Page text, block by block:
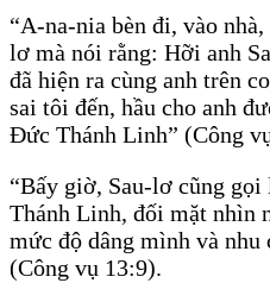
“A-na-nia bèn đi, vào
lơ mà nói rằng: Hỡi anh
đã hiện ra cùng anh trên
sai tôi đến, hầu cho anh
Ðức Thánh Linh” (Công
“Bấy giờ, Sau-lơ cũng
Thánh Linh, đối mặt nhìn
mức độ dâng mình và nhu
(Công vụ 13:9).